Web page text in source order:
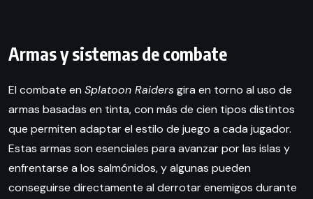
Armas y sistemas de combate
El combate en Splatoon Raidersgira en torno al uso de
armas basadas en tinta, con más de cien tipos distintos
que permiten adaptar el estilo de juego a cada jugador.
Estas armas son esenciales para avanzar por las islas y
enfrentarse a los salmónidos, y algunas pueden
conseguirse directamente al derrotar enemigos durante